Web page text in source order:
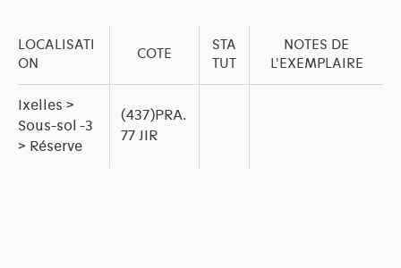
LOCALISATI
ON
COTE
STA
TUT
NOTES DE
L'EXEMPLAIRE
Ixelles >
Sous-sol -3
> Réserve
(437)PRA.
77 JIR